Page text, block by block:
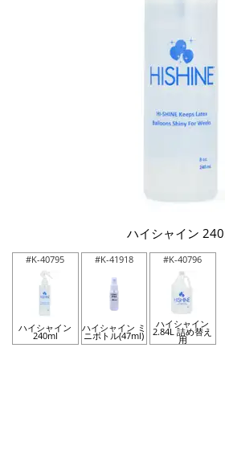
ハイシャイン
#K-40795
ハイシャイン
240ml
#K-41918
ハイシャイン ミ
ニボトル(47ml)
#K-40796
ハイシャイン
2.84L 詰め替え
用